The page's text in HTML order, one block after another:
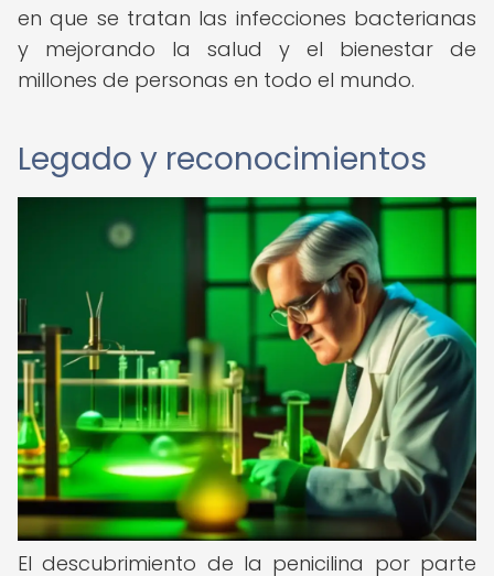
en que se tratan las infecciones bacterianas
y mejorando la salud y el bienestar de
millones de personas en todo el mundo.
Legado y reconocimientos
El descubrimiento de la penicilina por parte